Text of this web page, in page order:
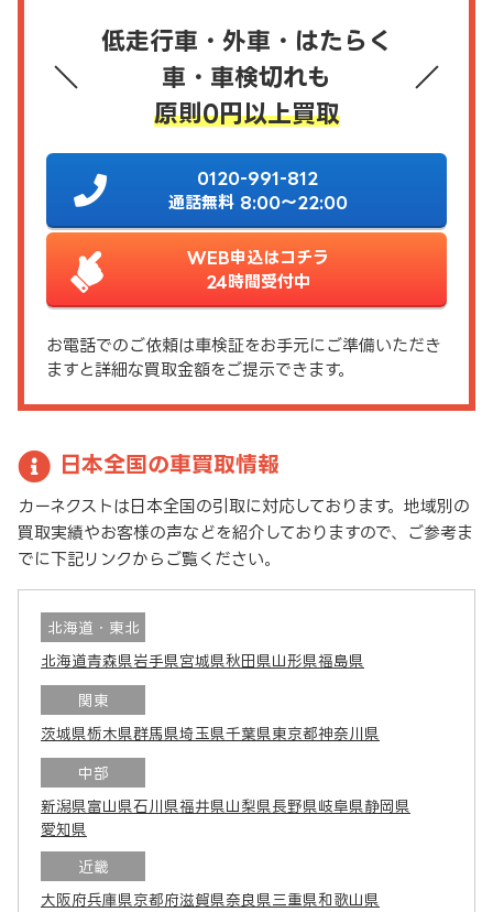
低走行車・外車・はたらく
車・車検切れも
原則0円以上買取
0120-991-812
通話無料 8:00～22:00
WEB申込はコチラ
24時間受付中
お電話でのご依頼は車検証をお手元にご準備いただき
ますと詳細な買取金額をご提示できます。
日本全国の車買取情報
カーネクストは日本全国の引取に対応しております。地域別の
買取実績やお客様の声などを紹介しておりますので、ご参考ま
でに下記リンクからご覧ください。
北海道・東北
北海道青森県岩手県宮城県秋田県山形県福島県
関東
茨城県栃木県群馬県埼玉県千葉県東京都神奈川県
中部
新潟県富山県石川県福井県山梨県長野県岐阜県静岡県
愛知県
近畿
大阪府兵庫県京都府滋賀県奈良県 三重県和歌山県